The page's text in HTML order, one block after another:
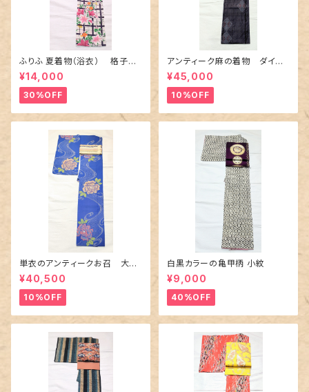
ふりふ 夏着物（浴衣） 格子に
百合や秋草花
¥14,000
30%OFF
アンティーク麻の着物 ダイヤ
に市松柄の上布
¥45,000
10%OFF
単衣のアンティークお召 大輪
の薔薇柄柄
¥40,500
10%OFF
白黒カラーの亀甲柄 小紋
¥9,000
40%OFF